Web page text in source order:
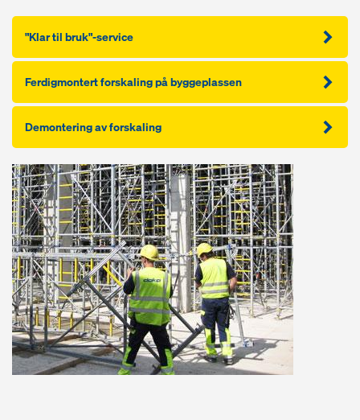
"Klar til bruk"-service
Ferdigmontert forskaling på byggeplassen
Demontering av forskaling